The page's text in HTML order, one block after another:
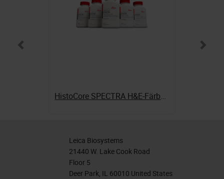
HistoCore SPECTRA H&E-Färbungen
Leica Biosystems
21440 W. Lake Cook Road
Floor 5
Deer Park, IL 60010 United States